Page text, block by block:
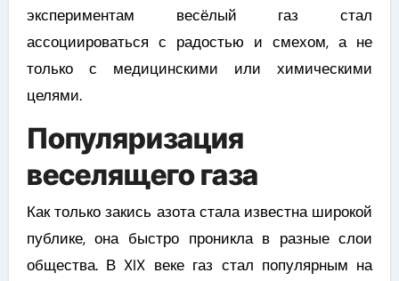
экспериментам весёлый газ стал
ассоциироваться с радостью и смехом, а не
только с медицинскими или химическими
целями.
Популяризация
веселящего газа
Как только закись азота стала известна широкой
публике, она быстро проникла в разные слои
общества. В XIX веке газ стал популярным на